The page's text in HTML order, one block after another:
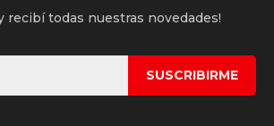
recibí todas nuestras novedades!
SUSCRIBIRME